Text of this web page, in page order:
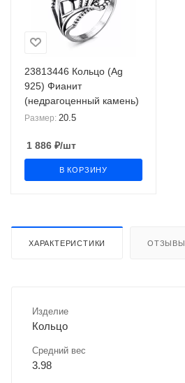
23813446 Кольцо (Ag
925) Фианит
(недрагоценный камень)
Размер: 20.5
1 886 ₽/шт
В КОРЗИНУ
ХАРАКТЕРИСТИКИ ОТЗЫВЫ
Изделие
Кольцо
Средний вес
3.98